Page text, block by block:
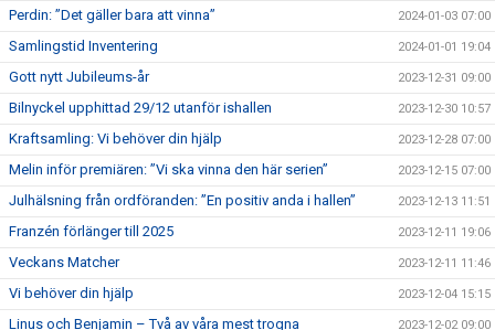
Perdin: ”Det gäller bara att vinna” 2024-01-03 07:00
Samlingstid Inventering 2024-01-01 19:04
Gott nytt Jubileums-år 2023-12-31 09:00
Bilnyckel upphittad 29/12 utanför ishallen 2023-12-30 10:57
Kraftsamling: Vi behöver din hjälp 2023-12-28 07:00
Melin inför premiären: ”Vi ska vinna den här serien” 2023-12-15 07:00
Julhälsning från ordföranden: ”En positiv anda i hallen” 2023-12-13 11:51
Franzén förlänger till 2025 2023-12-11 19:06
Veckans Matcher 2023-12-11 11:46
Vi behöver din hjälp 2023-12-04 15:15
Linus och Benjamin – Två av våra mest trogna 2023-12-02 09:00